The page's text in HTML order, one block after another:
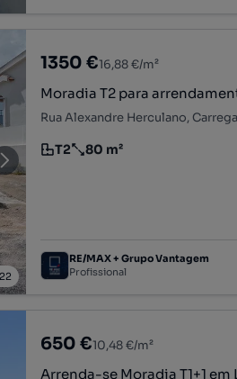
22
1350 €16,88 €/m²
Moradia T2 para
Rua Alexandre Herculano,
Tipologia
T2
Preço por metro quadrado
80 m²
RE/MAX + Grupo Vantagem
Profissional
650 €10,48 €/m²
Arrenda-se Moradia T1+1